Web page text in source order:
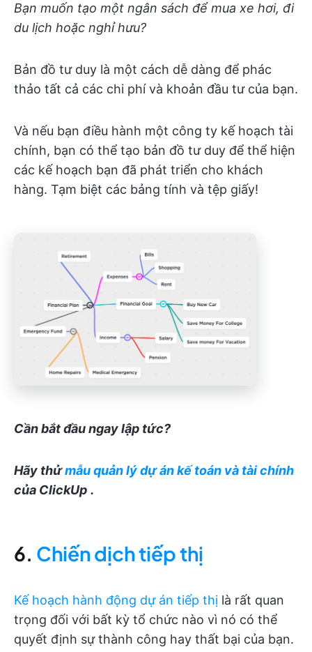
Bạn muốn tạo một ngân sách để mua xe hơi, đi
du lịch hoặc nghỉ hưu?
Bản đồ tư duy là một cách dễ dàng để phác
thảo tất cả các chi phí và khoản đầu tư của bạn.
Và nếu bạn điều hành một công ty kế hoạch tài
chính, bạn có thể tạo bản đồ tư duy để thể hiện
các kế hoạch bạn đã phát triển cho khách
hàng. Tạm biệt các bảng tính và tệp giấy!
Cần bắt đầu ngay lập tức?
Hãy thửmẫu quản lý dự án kế toán và tài chính
của ClickUp .
6. Chiến dịch tiếp thị
Kế hoạch hành động dự án tiếp thị là rất quan
trọng đối với bất kỳ tổ chức nào vì nó có thể
quyết định sự thành công hay thất bại của bạn.